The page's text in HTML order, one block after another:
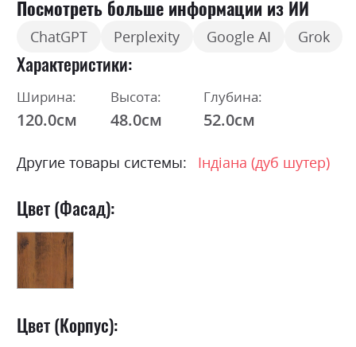
Посмотреть больше информации из ИИ
ChatGPT Perplexity Google AI Grok
Характеристики
Ширина:
120.0см
Высота:
48.0см
Глубина:
52.0см
Другие товары системы: Індіана (дуб шутер)
Цвет (Фасад):
Цвет (Корпус):